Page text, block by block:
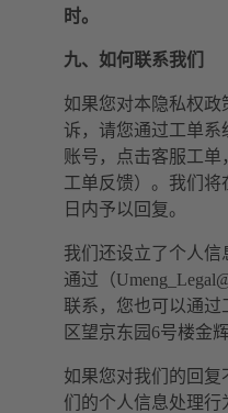
时。
九、如何联系我们
如果您对本隐私权
诉，请您通过工单系
账号，点击客服工
工单反馈）。我们将
日内予以回复。
我们还设立了个人信
通过（
联系，您也可以通过
区望京东园6号楼金
如果您对我们的回
们的个人信息处理行